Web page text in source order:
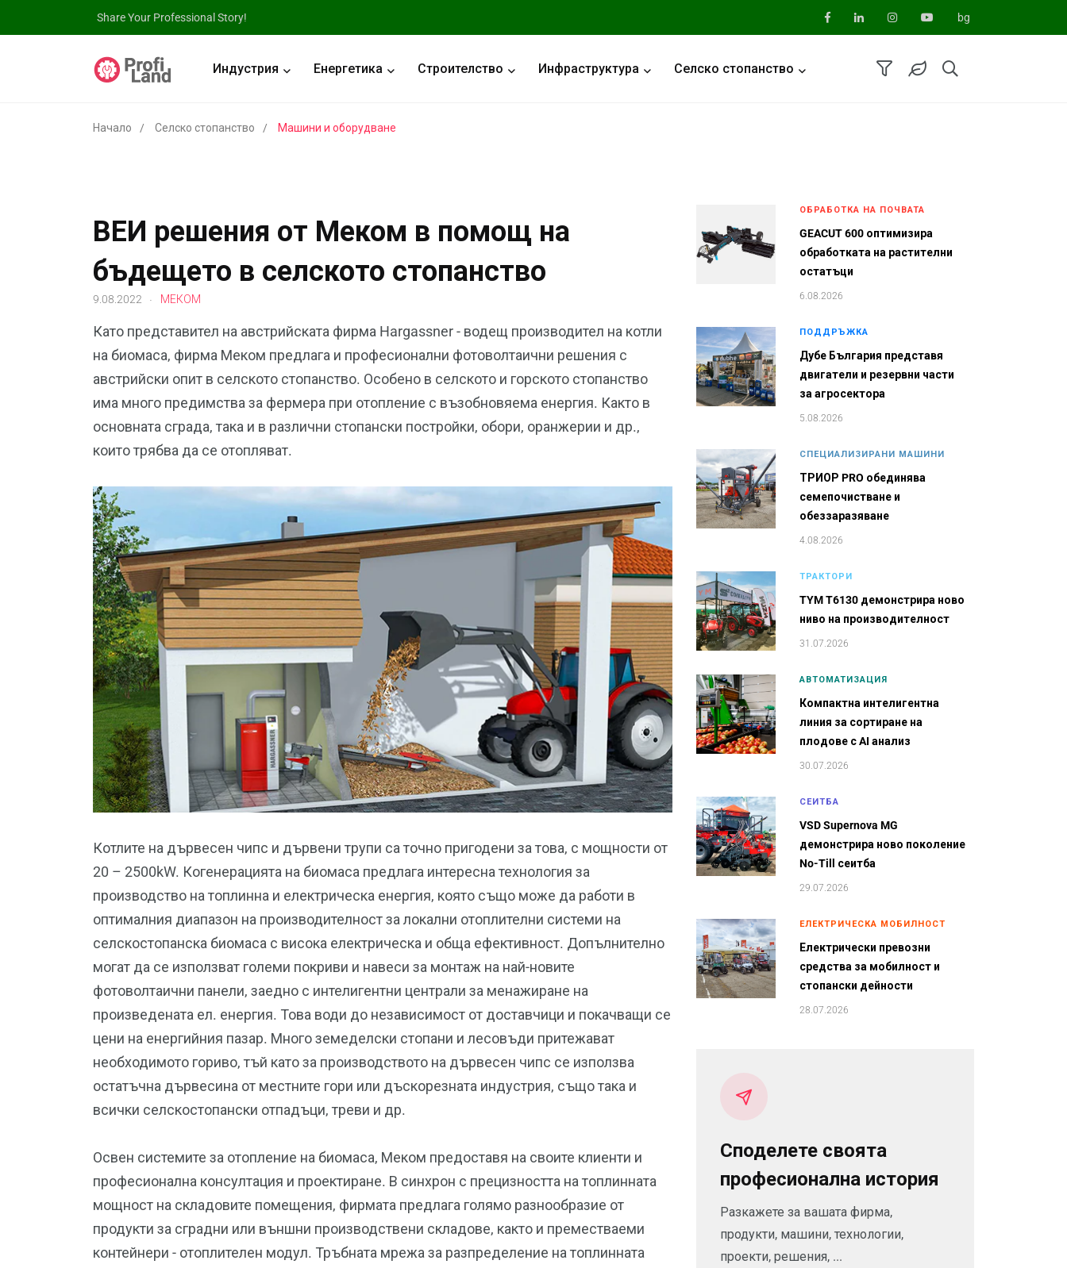
Share Your Professional Story! bg
Индустрия Енергетика Строителство Инфраструктура Селско стопанство
Начало Селско стопанство Машини и оборудване
ВЕИ решения от Меком в помощ на
бъдещето в селското стопанство
9.08.2022 МЕКОМ
Като представител на австрийската фирма Hargassner - водещ производител на котли
на биомаса, фирма Меком предлага и професионални фотоволтаични решения с
австрийски опит в селското стопанство. Особено в селското и горското стопанство
има много предимства за фермера при отопление с възобновяема енергия. Както в
основната сграда, така и в различни стопански постройки, обори, оранжерии и др.,
които трябва да се отопляват.
Котлите на дървесен чипс и дървени трупи са точно пригодени за това, с мощности от
20 – 2500kW. Когенерацията на биомаса предлага интересна технология за
производство на топлинна и електрическа енергия, която също може да работи в
оптималния диапазон на производителност за локални отоплителни системи на
селскостопанска биомаса с висока електрическа и обща ефективност. Допълнително
могат да се използват големи покриви и навеси за монтаж на най-новите
фотоволтаични панели, заедно с интелигентни централи за менажиране на
произведената ел. енергия. Това води до независимост от доставчици и покачващи се
цени на енергийния пазар. Много земеделски стопани и лесовъди притежават
необходимото гориво, тъй като за производството на дървесен чипс се използва
остатъчна дървесина от местните гори или дъскорезната индустрия, също така и
всички селскостопански отпадъци, треви и др.
Освен системите за отопление на биомаса, Меком предоставя на своите клиенти и
професионална консултация и проектиране. В синхрон с прецизността на топлинната
мощност на складовите помещения, фирмата предлага голямо разнообразие от
продукти за сградни или външни производствени складове, както и преместваеми
контейнери - отоплителен модул. Тръбната мрежа за разпределение на топлинната
ОБРАБОТКА НА ПОЧВАТА
GEACUT 600 оптимизира
обработката на растителни
остатъци
6.08.2026
ПОДДРЪЖКА
Дубе България представя
двигатели и резервни части
за агросектора
5.08.2026
СПЕЦИАЛИЗИРАНИ МАШИНИ
ТРИОР PRO обединява
семепочистване и
обеззаразяване
4.08.2026
ТРАКТОРИ
TYM T6130 демонстрира ново
ниво на производителност
31.07.2026
АВТОМАТИЗАЦИЯ
Компактна интелигентна
линия за сортиране на
плодове с AI анализ
30.07.2026
СЕИТБА
VSD Supernova MG
демонстрира ново поколение
No-Till сеитба
29.07.2026
ЕЛЕКТРИЧЕСКА МОБИЛНОСТ
Електрически превозни
средства за мобилност и
стопански дейности
28.07.2026
Споделете своята
професионална история
Разкажете за вашата фирма,
продукти, машини, технологии,
проекти, решения, ...